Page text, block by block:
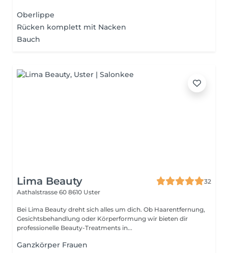
Oberlippe
Rücken komplett mit Nacken
Bauch
Lima Beauty
32
Aathalstrasse 60 8610 Uster
Bei Lima Beauty dreht sich alles um dich. Ob Haarentfernung,
Gesichtsbehandlung oder Körperformung wir bieten dir
professionelle Beauty-Treatments in...
Ganzkörper Frauen